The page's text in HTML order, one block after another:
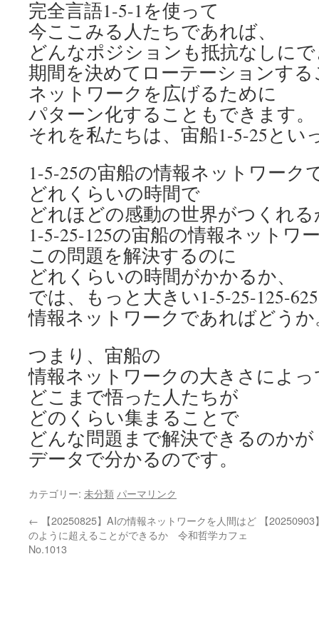
完全言語1-5-1を使って
今ここみる人たちであれば、
どんなポジションも抵抗なしに
期間を決めてローテーションす
ネットワークを広げるために
パターン化することもできます。
それを私たちは、宙船1-5-25とい
1-5-25の宙船の情報ネットワーク
どれくらいの時間で
どれほどの感動の世界がつくれ
1-5-25-125の宙船の情報ネットワ
この問題を解決するのに
どれくらいの時間がかかるか、
では、もっと大きい1-5-25-125-
情報ネットワークであればどうか
つまり、宙船の
情報ネットワークの大きさによっ
どこまで悟った人たちが
どのくらい集まることで
どんな問題まで解決できるのかが
データで分かるのです。
カテゴリー: 未分類 パーマリンク
← 【20250825】AIの情報ネットワークを人間はど
のように超えることができるか 令和哲学カフェ
No.1013
【